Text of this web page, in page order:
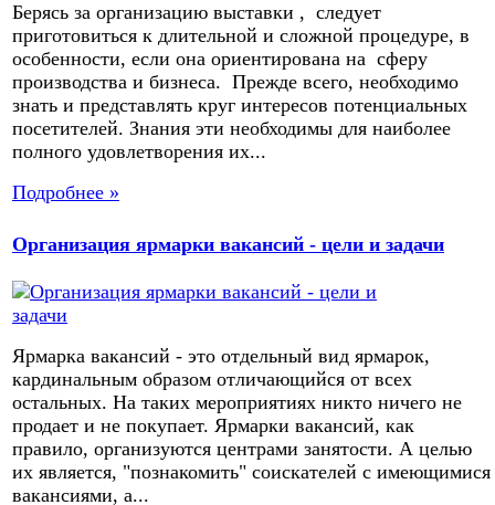
Берясь за организацию выставки , следует
приготовиться к длительной и сложной процедуре, в
особенности, если она ориентирована на сферу
производства и бизнеса. Прежде всего, необходимо
знать и представлять круг интересов потенциальных
посетителей. Знания эти необходимы для наиболее
полного удовлетворения их...
Подробнее »
Организация ярмарки вакансий - цели и задачи
Ярмарка вакансий - это отдельный вид ярмарок,
кардинальным образом отличающийся от всех
остальных. На таких мероприятиях никто ничего не
продает и не покупает. Ярмарки вакансий, как
правило, организуются центрами занятости. А целью
их является, "познакомить" соискателей с имеющимися
вакансиями, а...